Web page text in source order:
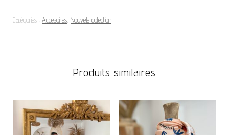
Catégories : Accesoires, Nouvelle collection
Produits similaires